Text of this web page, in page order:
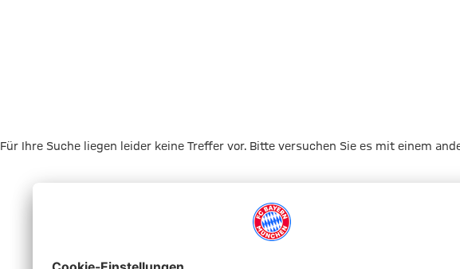
Für Ihre Suche liegen leider keine Treffer vor. Bitte versuchen Sie es mit einem